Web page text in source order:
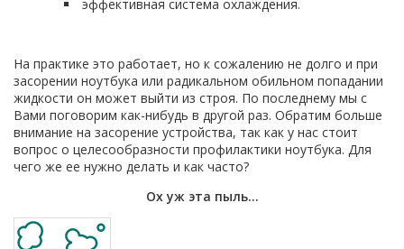
эффективная система охлаждения.
На практике это работает, но к сожалению не долго и при
засорении ноутбука или радикальном обильном попадании
жидкости он может выйти из строя. По последнему мы с
Вами поговорим как-нибудь в другой раз. Обратим больше
внимание на засорение устройства, так как у нас стоит
вопрос о целесообразности профилактики ноутбука. Для
чего же ее нужно делать и как часто?
Ох уж эта пыль…